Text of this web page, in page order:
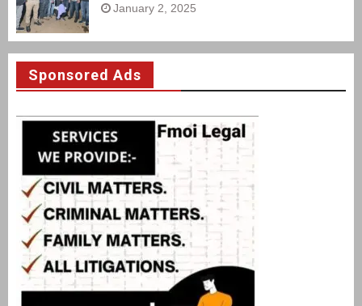
January 2, 2025
Sponsored Ads